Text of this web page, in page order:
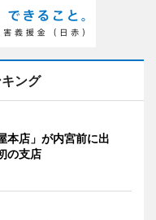
ング
本店」が内宮前に出
の支店